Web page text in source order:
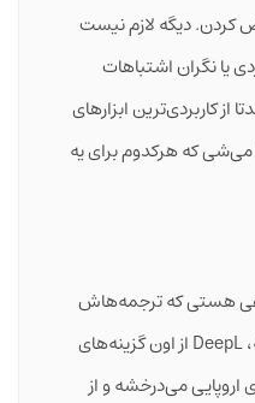
کردن. دیگه لازم نیست
یا نگران اشتباهات
کاربردی‌ترین ابزارهای
که هرکدوم برای یه
هستی که ترجمه‌هاش
واقعاً شبیه ترجمه‌ی انسانی باشه، DeepL از اون گزینه‌های
اروپایی می‌درخشه و از